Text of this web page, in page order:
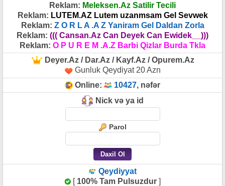
Reklam: Meleksen.Az Satilir Tecili
Reklam: LUTEM.AZ Lutem uzanmsam Gel Sevwek
Reklam: Z O R L A .A Z Yaniram Gel Daldan Zorla
Reklam: ((( Cansan.Az Can Deyek Can Ewidek__)))
Reklam: O P U R E M .A.Z Barbi Qizlar Burda Tkla
Deyer.Az / Dar.Az / Kayf.Az / Opurem.Az
Gunluk Qeydiyat 20 Azn
Online:
10427, nəfər
Nick və ya id
Parol
Qeydiyyat
[ 100% Tam Pulsuzdur ]